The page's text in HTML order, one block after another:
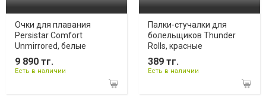
Очки для плавания
Persistar Comfort
Unmirrored, белые
9 890 тг.
Есть в наличии
Палки-стучалки для
болельщиков Thunder
Rolls, красные
389 тг.
Есть в наличии